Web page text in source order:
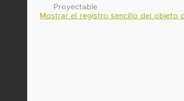
Proyectable
Mostrar el registro sencillo del objeto